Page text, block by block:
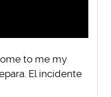
to me my
El incidente